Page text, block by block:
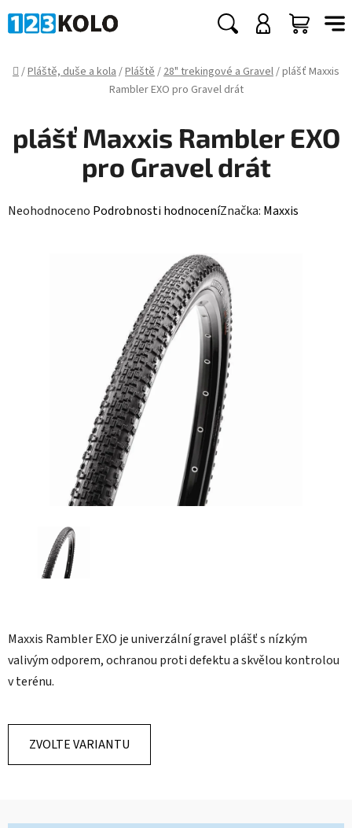
na
Hledat
KOŠÍK
Domů
/Pláště, duše a kola/Pláště/28" trekingové a Gravel/plášť Maxxis
Rambler EXO pro Gravel drát
Maxxis Rambler EXO je univerzální gravel plášť s nízkým
valivým odporem, ochranou proti defektu a skvělou kontrolou
v terénu.
ZVOLTE VARIANTU
plášť Maxxis Rambler EXO
pro Gravel drát
Průměrné
Neohodnoceno Podrobnosti hodnoceníZnačka: Maxxis